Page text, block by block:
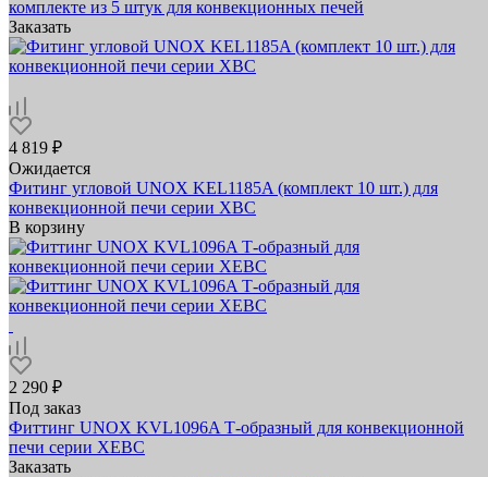
комплекте из 5 штук для конвекционных печей
Заказать
4 819 ₽
Ожидается
Фитинг угловой UNOX KEL1185A (комплект 10 шт.) для
конвекционной печи серии XBC
В корзину
2 290 ₽
Под заказ
Фиттинг UNOX KVL1096A Т-образный для конвекционной
печи серии XEBC
Заказать